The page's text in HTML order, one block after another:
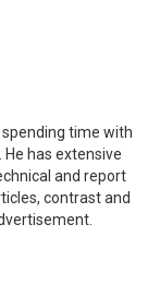
time with
has extensive
and report
contrast and